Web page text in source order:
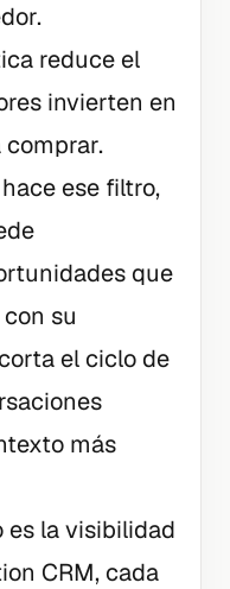
reduce el
invierten en
ese filtro,
que
su
el ciclo de
más
es la visibilidad
CRM, cada